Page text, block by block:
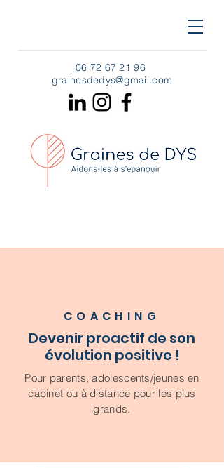
06 72 67 21 96
grainesdedys@gmail.com
COACHING
Devenir proactif de son
évolution positive !
Pour parents, adolescents/jeunes en
cabinet ou à distance pour les plus
grands.